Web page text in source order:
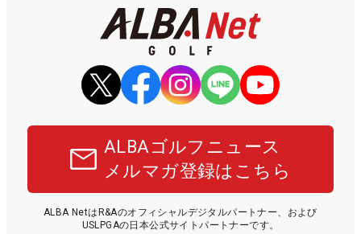
ALBAゴルフニュース
メルマガ登録はこちら
ALBA NetはR&Aのオフィシャルデジタルパートナー、および
USLPGAの日本公式サイトパートナーです。